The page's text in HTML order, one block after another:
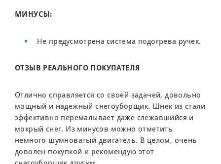
МИНУСЫ:
Не предусмотрена система подогрева ручек.
ОТЗЫВ РЕАЛЬНОГО ПОКУПАТЕЛЯ
Отлично справляется со своей задачей, довольно
мощный и надежный снегоуборщик. Шнек из стали
эффективно перемалывает даже слежавшийся и
мокрый снег. Из минусов можно отметить
немного шумноватый двигатель. В целом, очень
доволен покупкой и рекомендую этот